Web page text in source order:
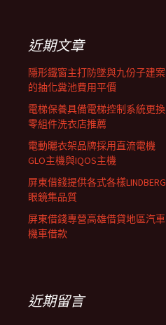
列近期文章
隱形鐵窗主打防墜與九份子建案
的抽化糞池費用平價
電梯保養具備電梯控制系統更換
零組件洗衣店推薦
電動曬衣架品牌採用直流電機
GLO主機與IQOS主機
屏東借錢提供各式各樣LINDBERG
眼鏡集品質
屏東借錢專營高雄借貸地區汽車
機車借款
近期留言